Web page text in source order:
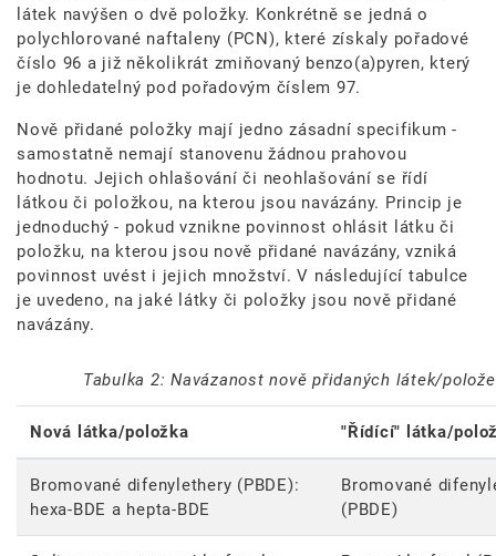
látek navýšen o dvě položky. Konkrétně se jedná o
polychlorované naftaleny (PCN), které získaly pořadové
číslo 96 a již několikrát zmiňovaný benzo(a)pyren, který
je dohledatelný pod pořadovým číslem 97.
Nově přidané položky mají jedno zásadní specifikum -
samostatně nemají stanovenu žádnou prahovou
hodnotu. Jejich ohlašování či neohlašování se řídí
látkou či položkou, na kterou jsou navázány. Princip je
jednoduchý - pokud vznikne povinnost ohlásit látku či
položku, na kterou jsou nově přidané navázány, vzniká
povinnost uvést i jejich množství. V následující tabulce
je uvedeno, na jaké látky či položky jsou nově přidané
navázány.
Tabulka 2: Navázanost nově přidaných látek/
Nová látka/položka "Řídící" látka/
Bromované difenylethery (PBDE):
hexa-BDE a hepta-BDE
Bromované
(PBDE)